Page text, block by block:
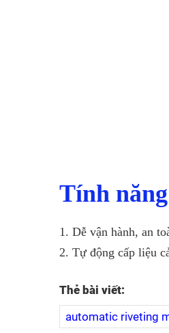
Tính
1. Dễ vận hành, an
2. Tự động cấp liệu
Thẻ bài viết:
automatic riveting